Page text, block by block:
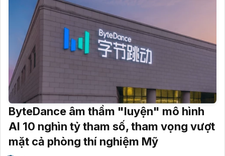
ByteDance âm thầm "luyện" mô hình
AI 10 nghìn tỷ tham số, tham vọng vượt
mặt cả phòng thí nghiệm Mỹ